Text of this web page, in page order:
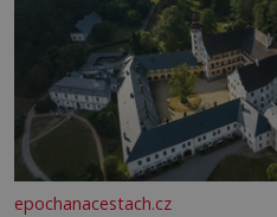
epochanacestach.cz